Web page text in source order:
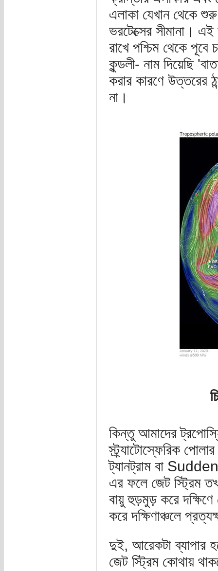
এলাকা যেখান থেকে
ভরটেক্সের সীমানা।
রাখে পশ্চিম থেকে পূবে
কুন্ডলী- নাম দিয়েছি
করার কারণে উত্তরের
না।
কিন্তু আমাদের
স্ট্র্যাটোস্ফেরিক
ট্যানট্রাম বা
এর ফলে জেট স্ট্রিম
বায়ু হুড়মুড় করে
করে দক্ষিণাঞ্চলে
দুই, আরেকটা ব্যাপার
জেট স্ট্রিম কোথায়